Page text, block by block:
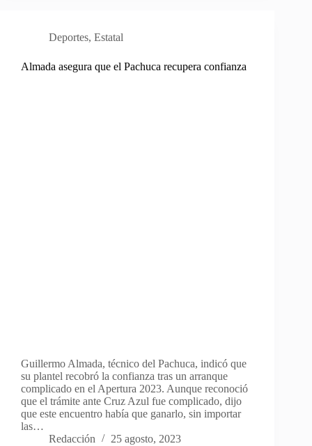
Deportes, Estatal
Almada asegura que el Pachuca recupera confianza
Guillermo Almada, técnico del Pachuca, indicó que
su plantel recobró la confianza tras un arranque
complicado en el Apertura 2023. Aunque reconoció
que el trámite ante Cruz Azul fue complicado, dijo
que este encuentro había que ganarlo, sin importar
las…
Redacción
25 agosto, 2023